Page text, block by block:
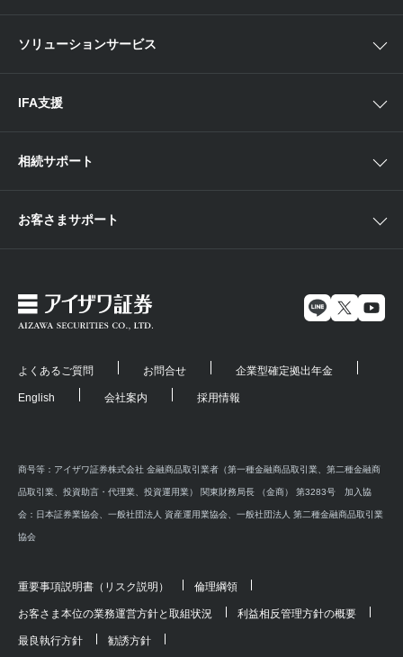
便利なサービス
当社サービスのご利用にあたって
ソリューションサービス
IFA支援
相続サポート
お客さまサポート
よくあるご質問 お問合せ 企業型確定拠出年金
English 会社案内 採用情報
商号等：アイザワ証券株式会社 金融商品取引業者（第一種金融商品取引業、第二種金融商
品取引業、投資助言・代理業、投資運用業） 関東財務局長 （金商） 第3283号 加入協
会：日本証券業協会、一般社団法人 資産運用業協会、一般社団法人 第二種金融商品取引業
協会
重要事項説明書（リスク説明） 倫理綱領
お客さま本位の業務運営方針と取組状況 利益相反管理方針の概要
最良執行方針 勧誘方針